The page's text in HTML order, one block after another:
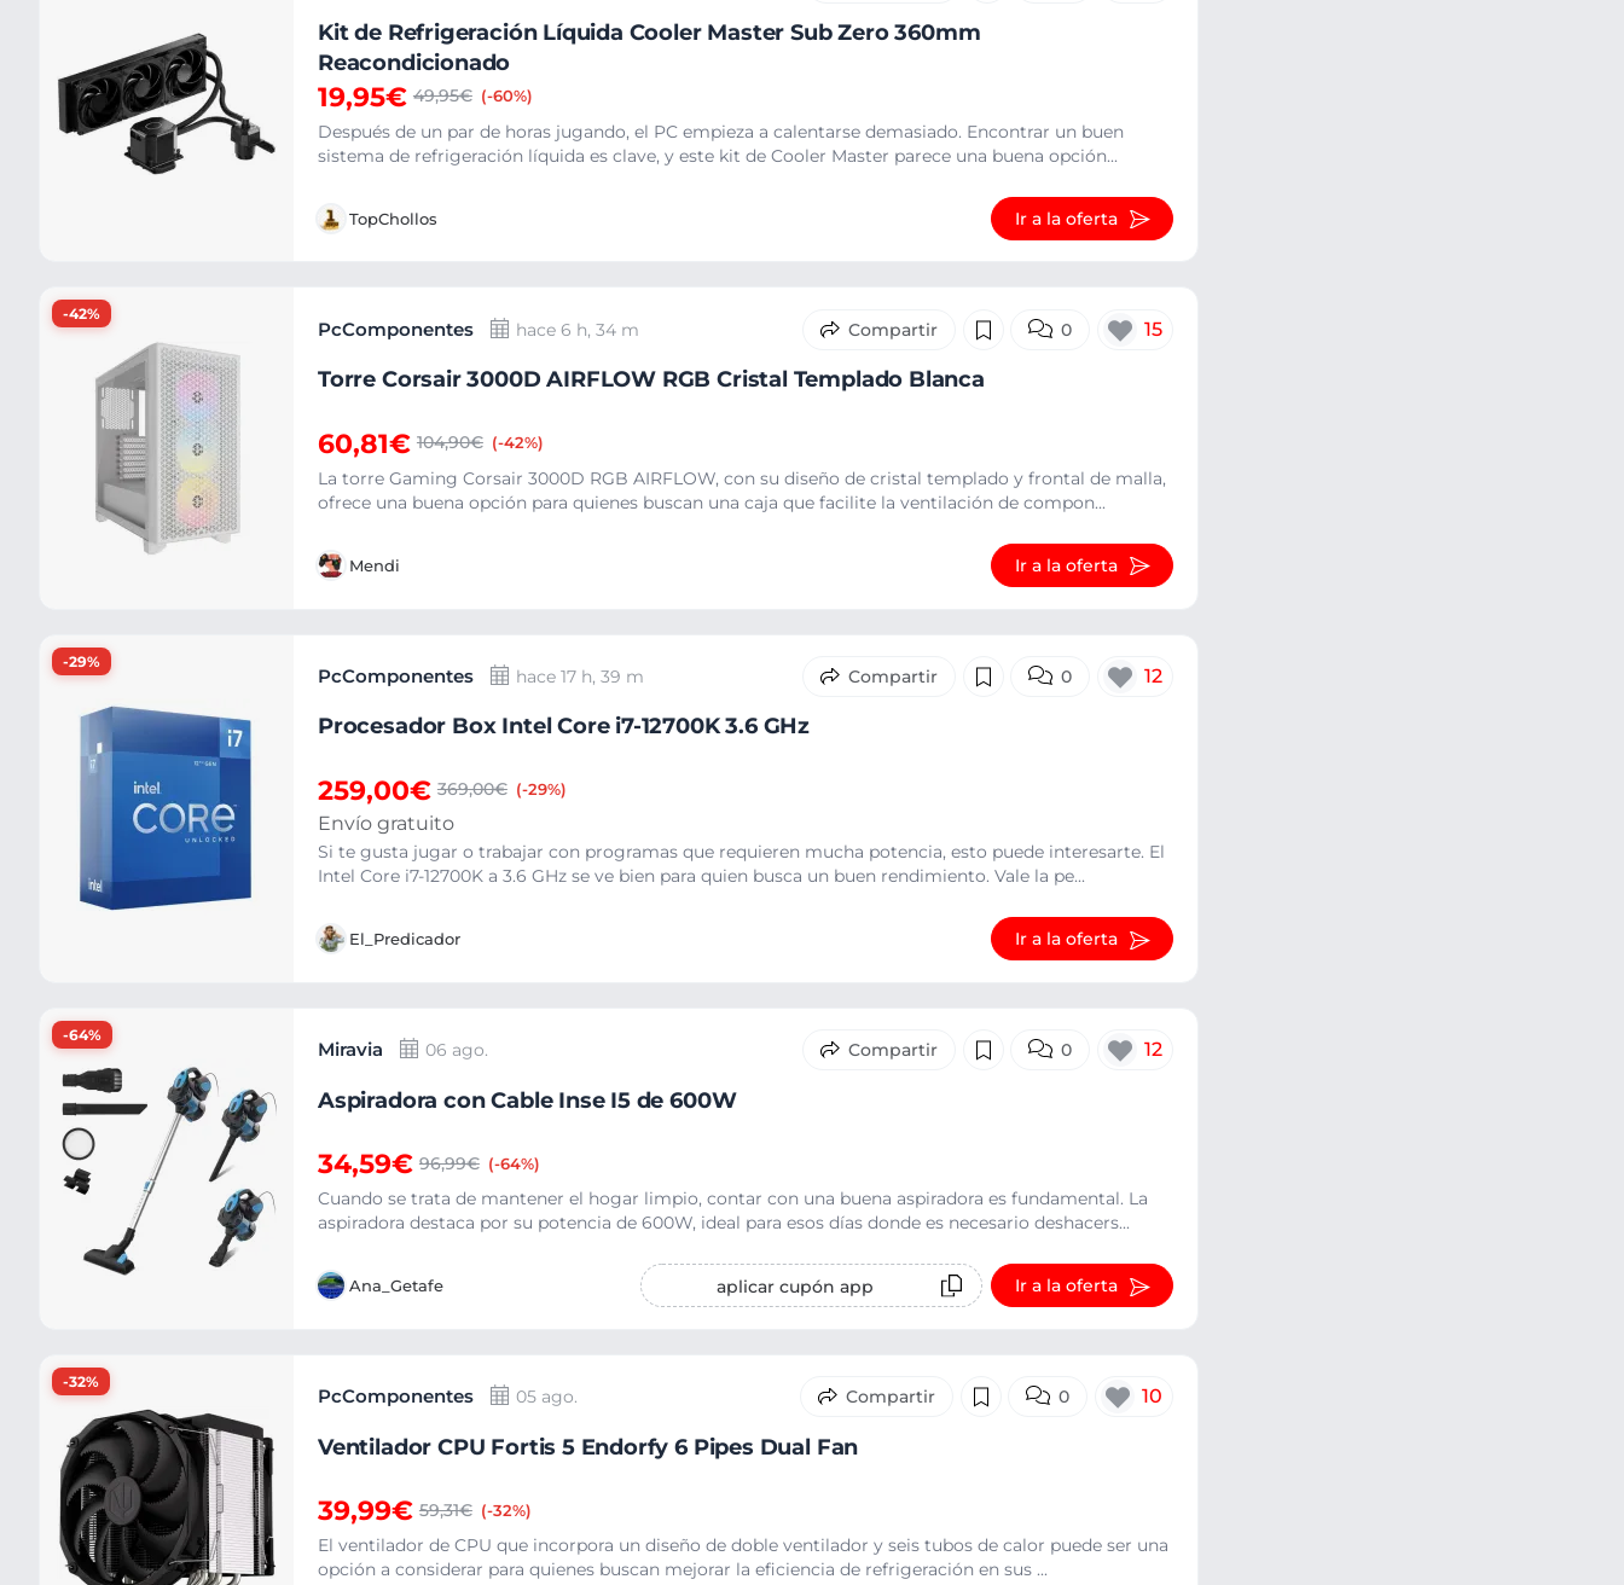
Kit de Refrigeración Líquida Cooler Master Sub Zero 360mm
Reacondicionado
19,95€ 49,95€ (-60%)
Después de un par de horas jugando, el PC empieza a calentarse demasiado. Encontrar un buen
sistema de refrigeración líquida es clave, y este kit de Cooler Master parece una buena opción...
TopChollos Ir a la oferta
-42%
PcComponentes hace 6 h, 34 m 0 15
Torre Corsair 3000D AIRFLOW RGB Cristal Templado Blanca
60,81€ 104,90€ (-42%)
La torre Gaming Corsair 3000D RGB AIRFLOW, con su diseño de cristal templado y frontal de malla,
ofrece una buena opción para quienes buscan una caja que facilite la ventilación de compon...
Mendi Ir a la oferta
-29%
PcComponentes hace 17 h, 39 m 0 12
Procesador Box Intel Core i7-12700K 3.6 GHz
259,00€ 369,00€ (-29%)
Envío gratuito
Si te gusta jugar o trabajar con programas que requieren mucha potencia, esto puede interesarte. El
Intel Core i7-12700K a 3.6 GHz se ve bien para quien busca un buen rendimiento. Vale la pe...
El_Predicador Ir a la oferta
-64%
Miravia 06 ago. 0 12
Aspiradora con Cable Inse I5 de 600W
34,59€ 96,99€ (-64%)
Cuando se trata de mantener el hogar limpio, contar con una buena aspiradora es fundamental. La
aspiradora destaca por su potencia de 600W, ideal para esos días donde es necesario deshacers...
Ana_Getafe Ir a la oferta
aplicar cupón app
-32%
PcComponentes 05 ago. 0 10
Ventilador CPU Fortis 5 Endorfy 6 Pipes Dual Fan
39,99€ 59,31€ (-32%)
El ventilador de CPU que incorpora un diseño de doble ventilador y seis tubos de calor puede ser una
opción a considerar para quienes buscan mejorar la eficiencia de refrigeración en sus ...